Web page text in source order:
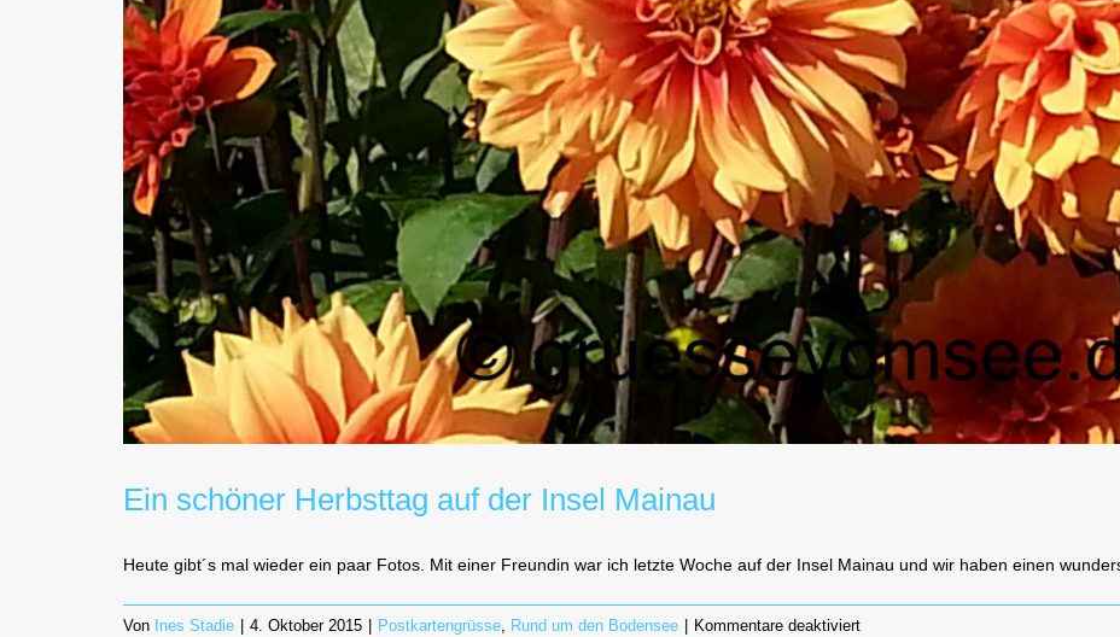
Ein schöner Herbsttag auf der Insel Mainau
Heute gibt´s mal wieder ein paar Fotos. Mit einer Freundin war ich letzte Woche auf der Insel Mainau und wir haben einen
Von Ines Stadie 4. Oktober 2015 Postkartengrüsse, Rund um den Bodensee Kommentare deaktiviertfür